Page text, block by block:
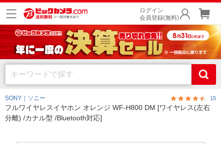
ログイン
会員登録(無料)
SONY｜ソニー 15
フルワイヤレスイヤホン オレンジ WF-H800 DM [ワイヤレス(左右
分離) /カナル型 /Bluetooth対応]